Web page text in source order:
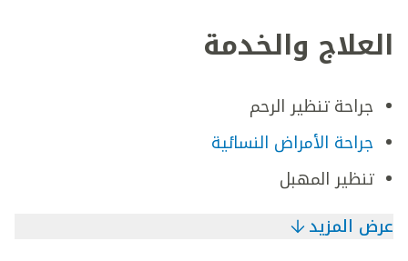
العلاج والخدمة
جراحة تنظير الرحم
جراحة الأمراض النسائية
تنظير المهبل
عرض المزيد